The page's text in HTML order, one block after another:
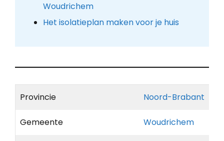
Woudrichem
Het isolatieplan maken voor je huis
Provincie Noord-Brabant
Gemeente Woudrichem